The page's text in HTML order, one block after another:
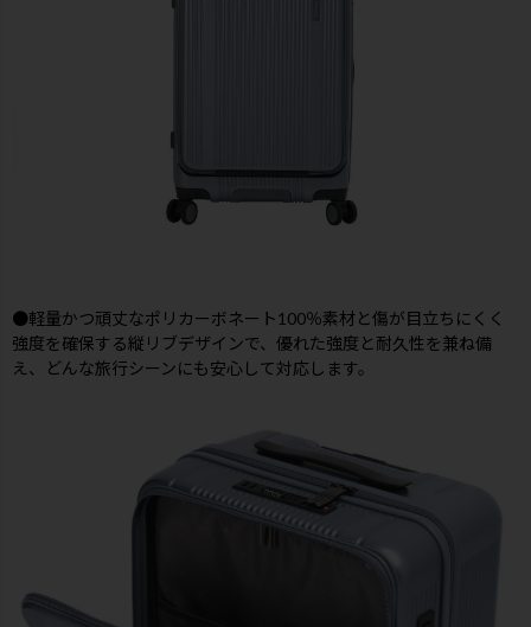
●軽量かつ頑丈なポリカーボネート100％素材と傷が目立ちにくく
強度を確保する縦リブデザインで、優れた強度と耐久性を兼ね備
え、どんな旅行シーンにも安心して対応します。